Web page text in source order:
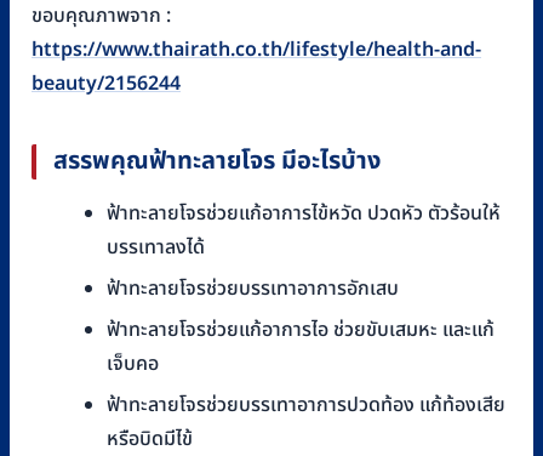
ขอบคุณภาพจาก :
https://www.thairath.co.th/lifestyle/health-and-
beauty/2156244
สรรพคุณฟ้าทะลายโจร มีอะไรบ้าง
ฟ้าทะลายโจรช่วยแก้อาการไข้หวัด ปวดหัว ตัวร้อนให้
บรรเทาลงได้
ฟ้าทะลายโจรช่วยบรรเทาอาการอักเสบ
ฟ้าทะลายโจรช่วยแก้อาการไอ ช่วยขับเสมหะ และแก้
เจ็บคอ
ฟ้าทะลายโจรช่วยบรรเทาอาการปวดท้อง แก้ท้องเสีย
หรือบิดมีไข้